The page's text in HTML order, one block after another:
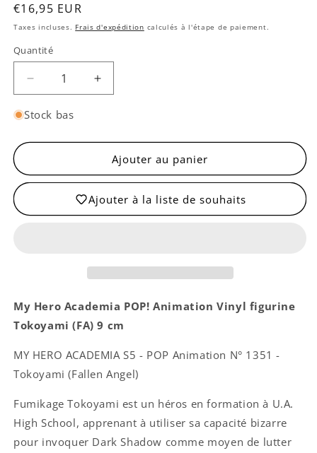
Prix
habituel
€16,95 EUR
Taxes incluses. Frais d'expédition calculés à l'étape de paiement.
Quantité
Quantité
Réduire
la
quantité
Pop!
Tokoyami
Augmenter
la
Pop!
Fumikage
Tokoyami
Angel)
Stock bas
Ajouter au panier
Ajouter à la liste de souhaits
My Hero Academia POP! Animation Vinyl figurine
Tokoyami (FA) 9 cm
MY HERO ACADEMIA S5 - POP Animation N° 1351 -
Tokoyami (Fallen Angel)
Fumikage Tokoyami est un héros en formation à U.A.
High School, apprenant à utiliser sa capacité bizarre
pour invoquer Dark Shadow comme moyen de lutter